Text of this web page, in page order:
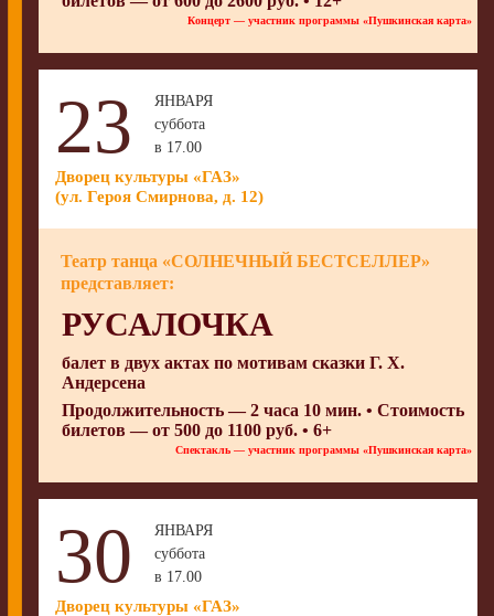
Концерт — участник программы «Пушкинская карта»
23
ЯНВАРЯ
суббота
в 17.00
Дворец культуры «ГАЗ»
(ул. Героя Смирнова, д. 12)
Театр танца «СОЛНЕЧНЫЙ БЕСТСЕЛЛЕР»
представляет:
РУСАЛОЧКА
балет в двух актах по мотивам сказки Г. Х.
Андерсена
Продолжительность — 2 часа 10 мин. • Стоимость
билетов — от 500 до 1100 руб. • 6+
Спектакль — участник программы «Пушкинская карта»
30
ЯНВАРЯ
суббота
в 17.00
Дворец культуры «ГАЗ»